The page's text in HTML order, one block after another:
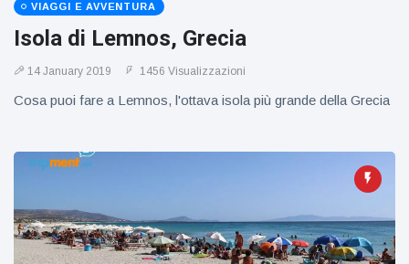
VIAGGI E AVVENTURA
Isola di Lemnos, Grecia
14 January 2019 1456 Visualizzazioni
Cosa puoi fare a Lemnos, l'ottava isola più grande della Grecia